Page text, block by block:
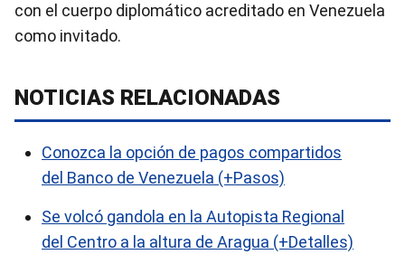
con el cuerpo diplomático acreditado en Venezuela
como invitado.
NOTICIAS RELACIONADAS
Conozca la opción de pagos compartidos
del Banco de Venezuela (+Pasos)
Se volcó gandola en la Autopista Regional
del Centro a la altura de Aragua (+Detalles)